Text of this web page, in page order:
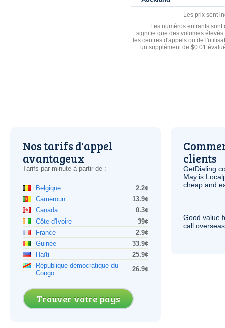
Les prix sont
Les numéros entrants
signifie que des volumes
les centres d'appels ou de
un supplément de $0.01
Nos tarifs d'appel
avantageux
Tarifs par minute à partir de :
Belgique
2.2¢
Cameroun
13.9¢
Canada
0.3¢
Côte d'Ivoire
39¢
France
2.9¢
Guinée
33.9¢
Haïti
25.9¢
République démocratique du
Congo
26.9¢
Trouver votre pays
clients
May is
cheap and
Good value
call